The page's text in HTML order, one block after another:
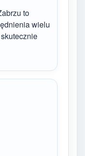
to
wielu